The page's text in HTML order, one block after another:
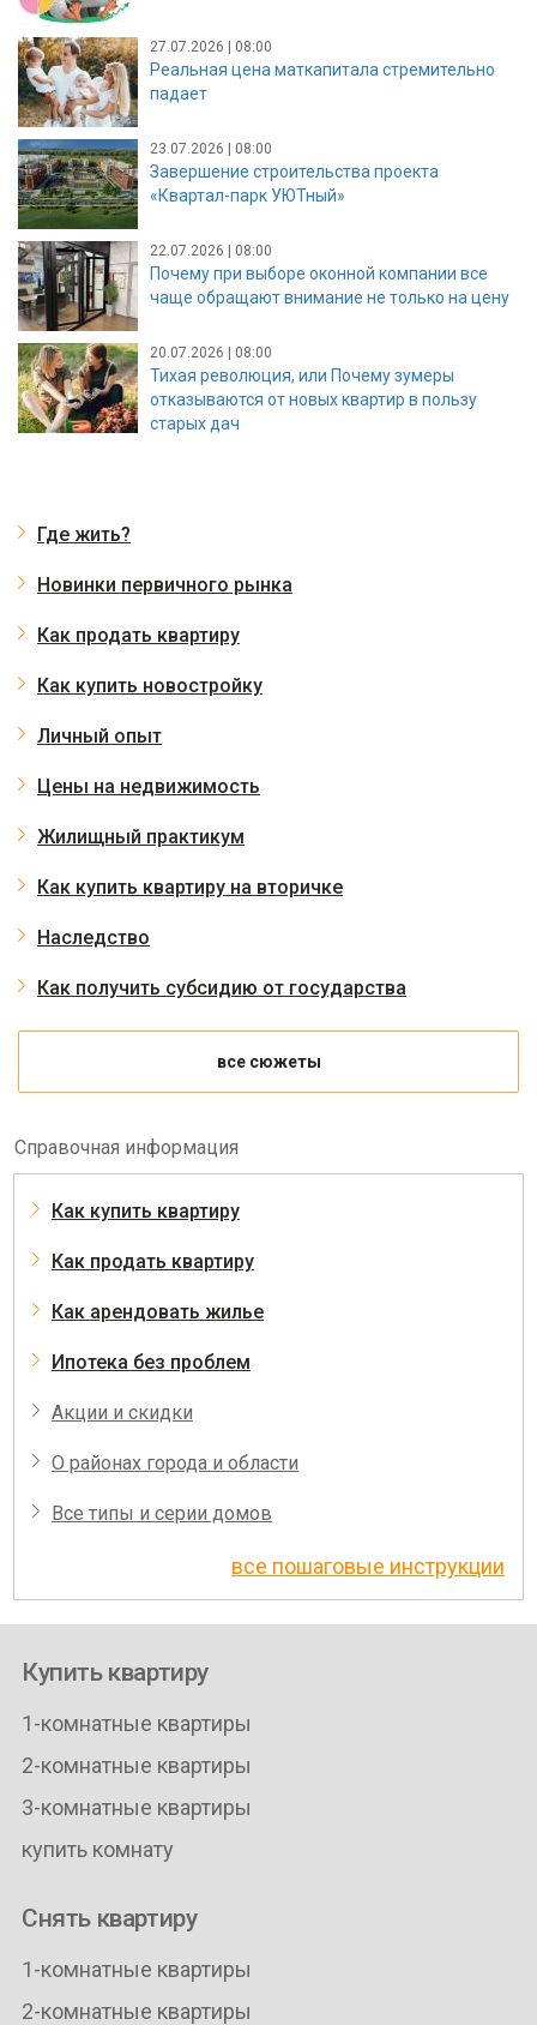
27.07.2026 | 08:00
Реальная цена маткапитала стремительно
падает
23.07.2026 | 08:00
Завершение строительства проекта
«Квартал-парк УЮТный»
22.07.2026 | 08:00
Почему при выборе оконной компании все
чаще обращают внимание не только на цену
20.07.2026 | 08:00
Тихая революция, или Почему зумеры
отказываются от новых квартир в пользу
старых дач
Где жить?
Новинки первичного рынка
Как продать квартиру
Как купить новостройку
Личный опыт
Цены на недвижимость
Жилищный практикум
Как купить квартиру на вторичке
Наследство
Как получить субсидию от государства
все сюжеты
Справочная информация
Как купить квартиру
Как продать квартиру
Как арендовать жилье
Ипотека без проблем
Акции и скидки
О районах города и области
Все типы и серии домов
все пошаговые инструкции
Купить квартиру
1-комнатные квартиры
2-комнатные квартиры
3-комнатные квартиры
купить комнату
Снять квартиру
1-комнатные квартиры
2-комнатные квартиры